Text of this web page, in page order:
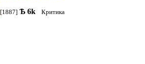
[1887] Ѣ 6k Критика